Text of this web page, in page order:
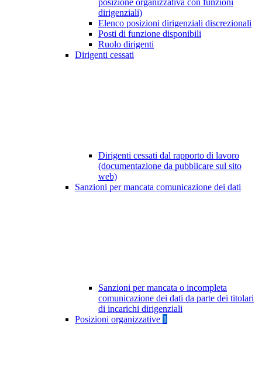
posizione organizzativa con funzioni
dirigenziali)
Elenco posizioni dirigenziali discrezionali
Posti di funzione disponibili
Ruolo dirigenti
Dirigenti cessati
Dirigenti cessati dal rapporto di lavoro
(documentazione da pubblicare sul sito
web)
Sanzioni per mancata comunicazione dei dati
Sanzioni per mancata o incompleta
comunicazione dei dati da parte dei titolari
di incarichi dirigenziali
Posizioni organizzative 1